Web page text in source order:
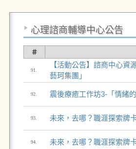
心理諮商輔導中心公告
＃
91.
【活動公告】諮商中心資
藝珂集團」
92. 震後療癒工作坊3-「情緒
93. 未來，去哪？職涯探索牌
94. 未來，去哪？職涯探索牌